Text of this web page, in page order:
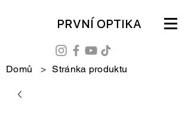
PRVNÍ OPTIKA
Domů > Stránka produktu